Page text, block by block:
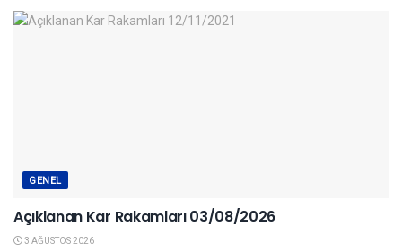
GENEL
Açıklanan Kar Rakamları 03/08/2026
3 AĞUSTOS 2026